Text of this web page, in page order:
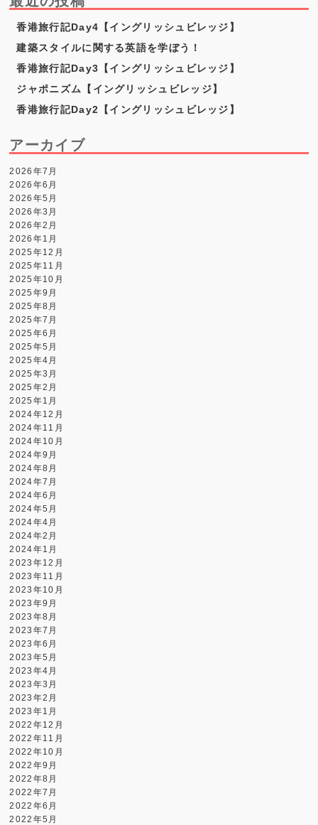
香港旅行記Day4【イングリッシュビレッジ】
建築スタイルに関する英語を学ぼう！
香港旅行記Day3【イングリッシュビレッジ】
ジャポニズム【イングリッシュビレッジ】
香港旅行記Day2【イングリッシュビレッジ】
アーカイブ
2026年7月
2026年6月
2026年5月
2026年3月
2026年2月
2026年1月
2025年12月
2025年11月
2025年10月
2025年9月
2025年8月
2025年7月
2025年6月
2025年5月
2025年4月
2025年3月
2025年2月
2025年1月
2024年12月
2024年11月
2024年10月
2024年9月
2024年8月
2024年7月
2024年6月
2024年5月
2024年4月
2024年2月
2024年1月
2023年12月
2023年11月
2023年10月
2023年9月
2023年8月
2023年7月
2023年6月
2023年5月
2023年4月
2023年3月
2023年2月
2023年1月
2022年12月
2022年11月
2022年10月
2022年9月
2022年8月
2022年7月
2022年6月
2022年5月